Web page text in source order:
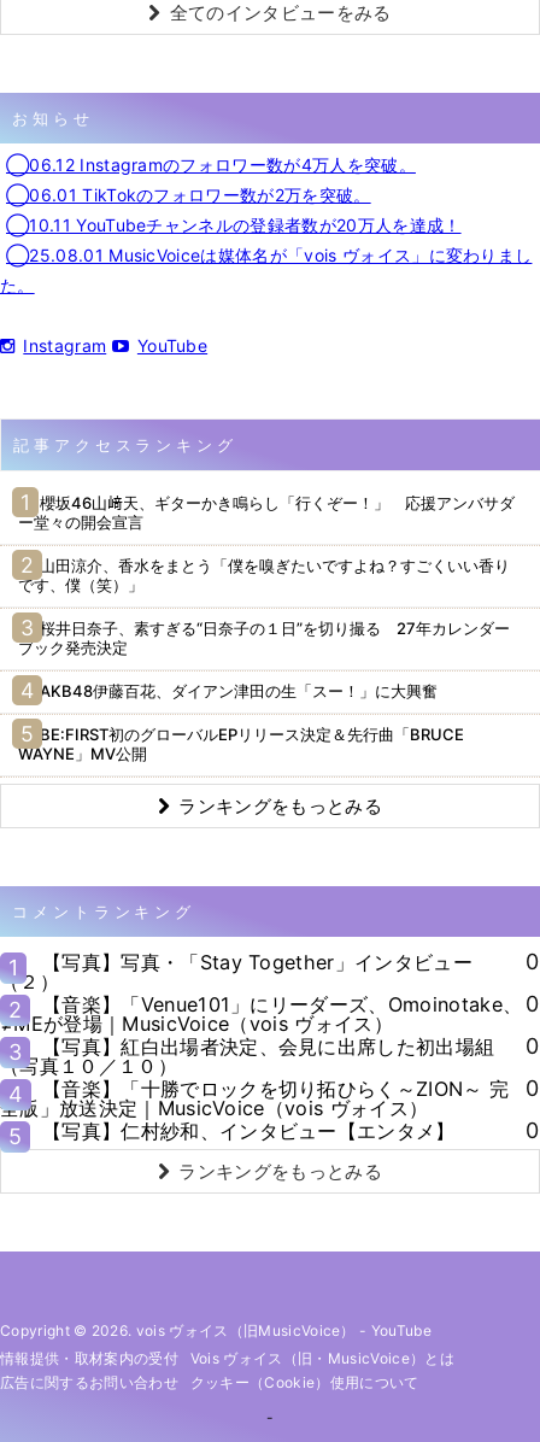
全てのインタビューをみる
お知らせ
◯06.12 Instagramのフォロワー数が4万人を突破。
◯06.01 TikTokのフォロワー数が2万を突破。
◯10.11 YouTubeチャンネルの登録者数が20万人を達成！
◯25.08.01 MusicVoiceは媒体名が「vois ヴォイス」に変わりまし
た。
Instagram YouTube
記事アクセスランキング
櫻坂46山﨑天、ギターかき鳴らし「行くぞー！」 応援アンバサダ
ー堂々の開会宣言
山田涼介、香水をまとう「僕を嗅ぎたいですよね？すごくいい香り
です、僕（笑）」
桜井日奈子、素すぎる“日奈子の１日”を切り撮る 27年カレンダー
ブック発売決定
AKB48伊藤百花、ダイアン津田の生「スー！」に大興奮
BE:FIRST初のグローバルEPリリース決定＆先行曲「BRUCE
WAYNE」MV公開
ランキングをもっとみる
コメントランキング
1
【写真】写真・「Stay Together」インタビュー
（２）
0
2
【音楽】「Venue101」にリーダーズ、Omoinotake、
≠MEが登場｜MusicVoice（vois ヴォイス）
0
3
【写真】紅白出場者決定、会見に出席した初出場組
（写真１０／１０）
0
4
【音楽】「十勝でロックを切り拓ひらく～ZION～ 完
全版」放送決定｜MusicVoice（vois ヴォイス）
0
5
【写真】仁村紗和、インタビュー【エンタメ】 0
ランキングをもっとみる
Copyright © 2026. vois ヴォイス（旧MusicVoice） - YouTube
情報提供・取材案内の受付
Vois ヴォイス（旧・MusicVoice）とは
広告に関するお問い合わせ
クッキー（cookie）使用について
-